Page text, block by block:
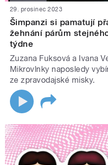
29. prosinec 2023
Šimpanzi si pamatují
žehnání párům
týdne
Zuzana Fuksová a Ivana
Mikrovlnky naposledy
ze zpravodajské misky.